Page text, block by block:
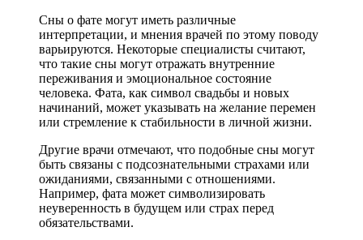
Сны о фате могут иметь различные
интерпретации, и мнения врачей по этому поводу
варьируются. Некоторые специалисты считают,
что такие сны могут отражать внутренние
переживания и эмоциональное состояние
человека. Фата, как символ свадьбы и новых
начинаний, может указывать на желание перемен
или стремление к стабильности в личной жизни.
Другие врачи отмечают, что подобные сны могут
быть связаны с подсознательными страхами или
ожиданиями, связанными с отношениями.
Например, фата может символизировать
неуверенность в будущем или страх перед
обязательствами.